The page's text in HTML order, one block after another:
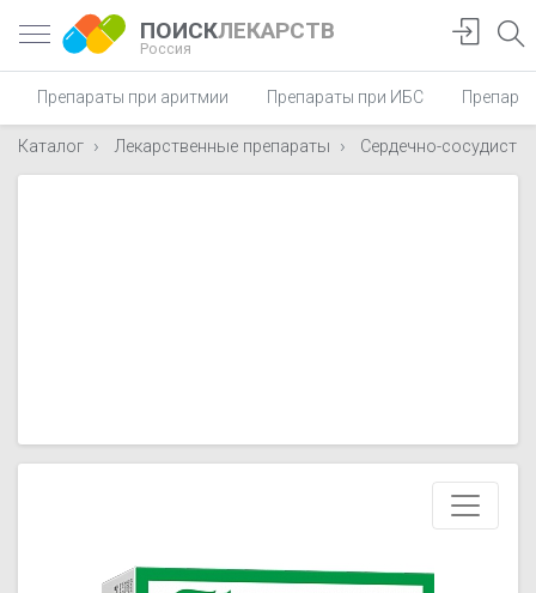
ПОИСКЛЕКАРСТВ
Россия
Препараты при аритмии Препараты при ИБС
Каталог Лекарственные препараты Сердечно-